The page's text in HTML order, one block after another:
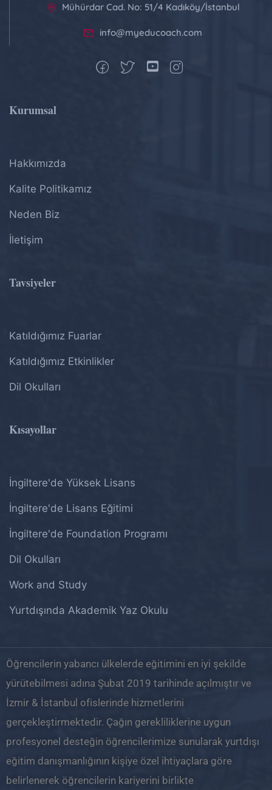
Mühürdar Cad. No: 51/4 Kadıköy/İstanbul
info@myeducoach.com
Kurumsal
Hakkımızda
Kalite Politikamız
Neden Biz
İletişim
Tavsiyeler
Katıldığımız Fuarlar
Katıldığımız Etkinlikler
Dil Okulları
Kısayollar
İngiltere'de Yüksek Lisans
İngiltere'de Lisans Eğitimi
İngiltere'de Foundation Programı
Dil Okulları
Work and Study
Yurtdışında Akademik Yaz Okulu
Öğrencilerin yabancı ülkelerde eğitimini en iyi şekilde
yürütebilmesi adına Şubat 2019 tarihinde açılmıştır ve
İzmir & İstanbul ofislerinde hizmetlerini
gerçekleştirmektedir. Çağın gerekliliklerine uygun
profesyonel desteğin öğrencilerimize sunularak yurtdışı
eğitim danışmanlığının kişiye özel ihtiyaçlara göre
belirlenerek öğrencilerin kariyerini birlikte